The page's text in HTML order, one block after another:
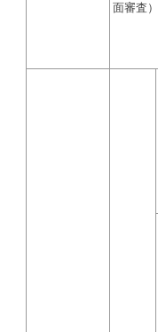
面審査）